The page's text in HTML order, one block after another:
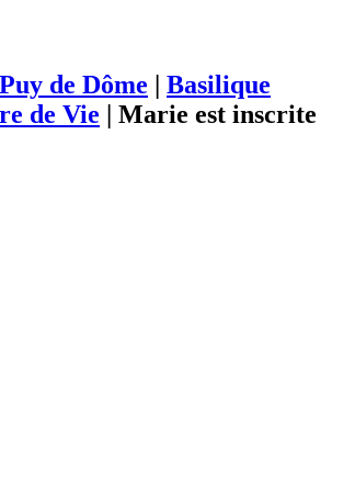
Puy de Dôme | Basilique
de Vie | Marie est inscrite